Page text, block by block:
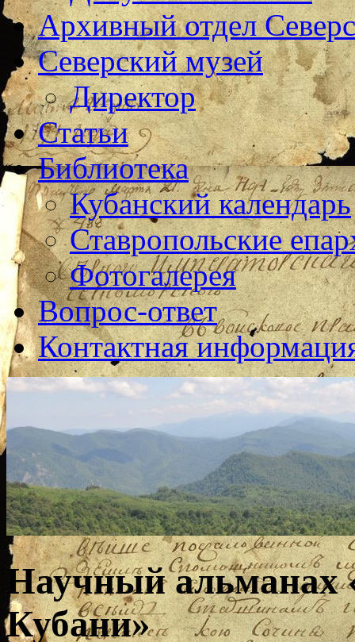
Архивный отдел
Северский музей
Директор
Статьи
Библиотека
Кубанский календарь
Ставропольские
Фотогалерея
Вопрос-ответ
Контактная
Научный альманах
Кубани»